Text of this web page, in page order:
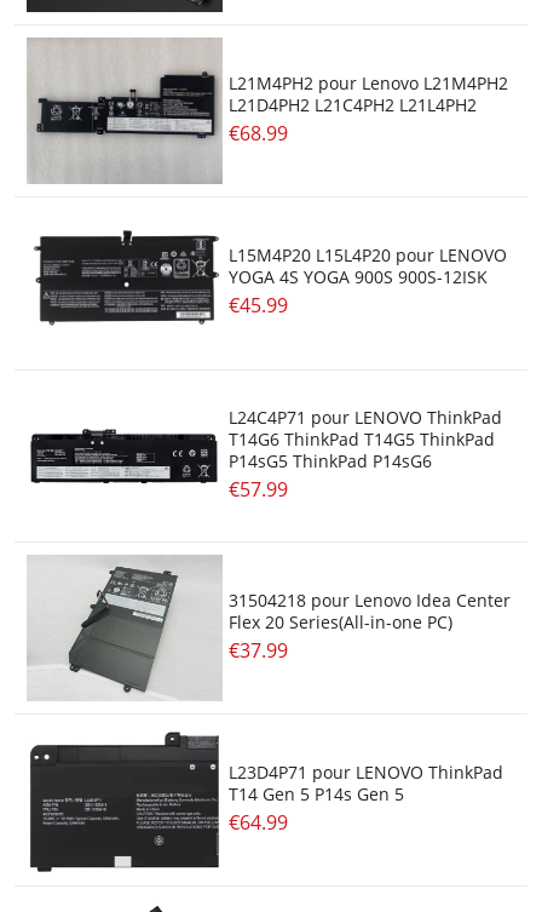
L21M4PH2 pour Lenovo L21M4PH2
L21D4PH2 L21C4PH2 L21L4PH2
€68.99
L15M4P20 L15L4P20 pour LENOVO
YOGA 4S YOGA 900S 900S-12ISK
€45.99
L24C4P71 pour LENOVO ThinkPad
T14G6 ThinkPad T14G5 ThinkPad
P14sG5 ThinkPad P14sG6
€57.99
31504218 pour Lenovo Idea Center
Flex 20 Series(All-in-one PC)
€37.99
L23D4P71 pour LENOVO ThinkPad
T14 Gen 5 P14s Gen 5
€64.99